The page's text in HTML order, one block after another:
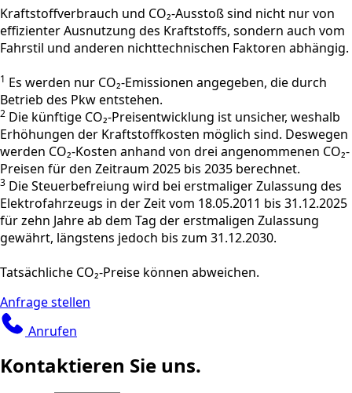
Kraftstoffverbrauch und CO₂-Ausstoß sind nicht nur von
effizienter Ausnutzung des Kraftstoffs, sondern auch vom
Fahrstil und anderen nichttechnischen Faktoren abhängig.
1 Es werden nur CO₂-Emissionen angegeben, die durch
Betrieb des Pkw entstehen.
2 Die künftige CO₂-Preisentwicklung ist unsicher, weshalb
Erhöhungen der Kraftstoffkosten möglich sind. Deswegen
werden CO₂-Kosten anhand von drei angenommenen CO₂-
Preisen für den Zeitraum 2025 bis 2035 berechnet.
3 Die Steuerbefreiung wird bei erstmaliger Zulassung des
Elektrofahrzeugs in der Zeit vom 18.05.2011 bis 31.12.2025
für zehn Jahre ab dem Tag der erstmaligen Zulassung
gewährt, längstens jedoch bis zum 31.12.2030.
Tatsächliche CO₂-Preise können abweichen.
Anfrage stellen
Anrufen
Kontaktieren Sie uns.